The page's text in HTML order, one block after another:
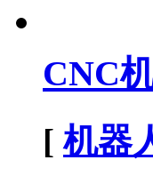
CNC
[机器